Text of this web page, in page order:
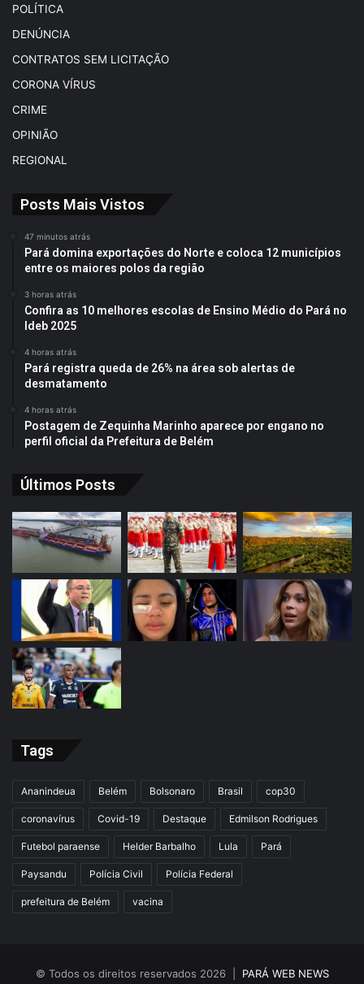
POLÍTICA
DENÚNCIA
CONTRATOS SEM LICITAÇÃO
CORONA VÍRUS
CRIME
OPINIÃO
REGIONAL
Posts Mais Vistos
47 minutos atrás
Pará domina exportações do Norte e coloca 12 municípios
entre os maiores polos da região
3 horas atrás
Confira as 10 melhores escolas de Ensino Médio do Pará no
Ideb 2025
4 horas atrás
Pará registra queda de 26% na área sob alertas de
desmatamento
4 horas atrás
Postagem de Zequinha Marinho aparece por engano no
perfil oficial da Prefeitura de Belém
Últimos Posts
Tags
Ananindeua Belém Bolsonaro Brasil cop30
coronavírus Covid-19 Destaque Edmilson Rodrigues
Futebol paraense Helder Barbalho Lula Pará
Paysandu Polícia Civil Polícia Federal
prefeitura de Belém vacina
© Todos os direitos reservados 2026 | PARÁ WEB NEWS